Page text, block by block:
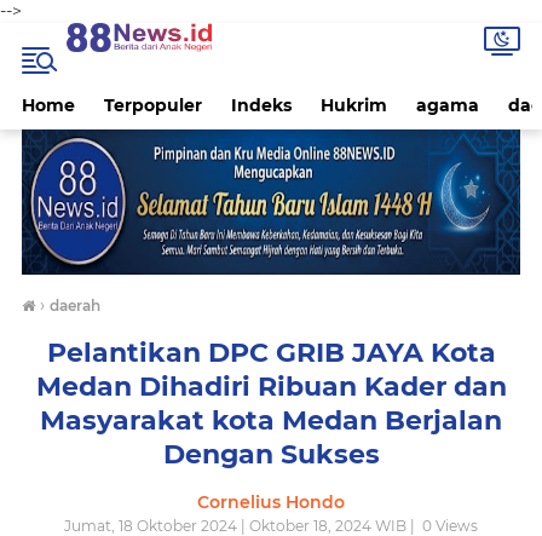
-->
Home Terpopuler Indeks Hukrim agama
› daerah
Pelantikan DPC GRIB JAYA Kota
Medan Dihadiri Ribuan Kader dan
Masyarakat kota Medan Berjalan
Dengan Sukses
Cornelius Hondo
Jumat, 18 Oktober 2024 | Oktober 18, 2024 WIB | 0 Views